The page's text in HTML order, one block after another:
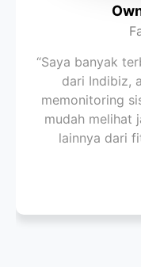
“Saya banyak
dari Indibiz,
memonitoring
mudah melihat
lainnya dari